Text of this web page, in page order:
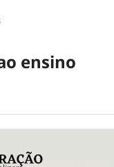
ensino